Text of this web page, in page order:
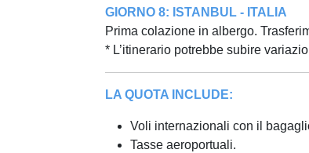
GIORNO 8: ISTANBUL - ITALIA
Prima colazione in albergo.
* L’itinerario potrebbe subire
LA QUOTA INCLUDE:
Voli internazionali con il
Tasse aeroportuali.